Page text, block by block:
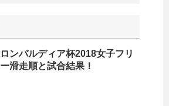
ロンバルディア杯2018女子フリ
ー滑走順と試合結果！